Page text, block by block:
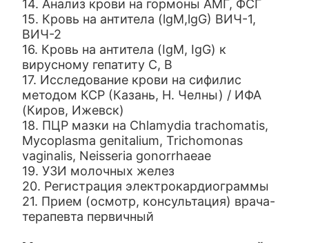
14. Анализ крови на гормоны АМГ, ФСГ
15. Кровь на антитела (lgM,lgG) ВИЧ-1,
ВИЧ-2
16. Кровь на антитела (IgM, IgG) к
вирусному гепатиту С, В
17. Исследование крови на сифилис
методом КСР (Казань, Н. Челны) / ИФА
(Киров, Ижевск)
18. ПЦР мазки на Chlamydia trachomatis,
Mycoplasma genitalium, Trichomonas
vaginalis, Neisseria gonorrhaeae
19. УЗИ молочных желез
20. Регистрация электрокардиограммы
21. Прием (осмотр, консультация) врача-
терапевта первичный